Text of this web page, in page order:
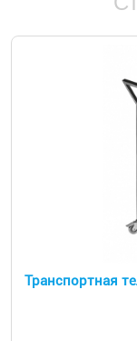
Транспортная